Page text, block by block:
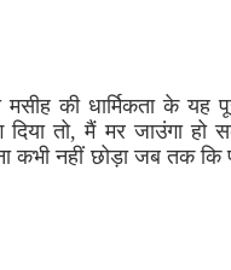
की धार्मिकता के यह
तो, मैं मर जाउंगा
कभी नहीं छोड़ा जब तक